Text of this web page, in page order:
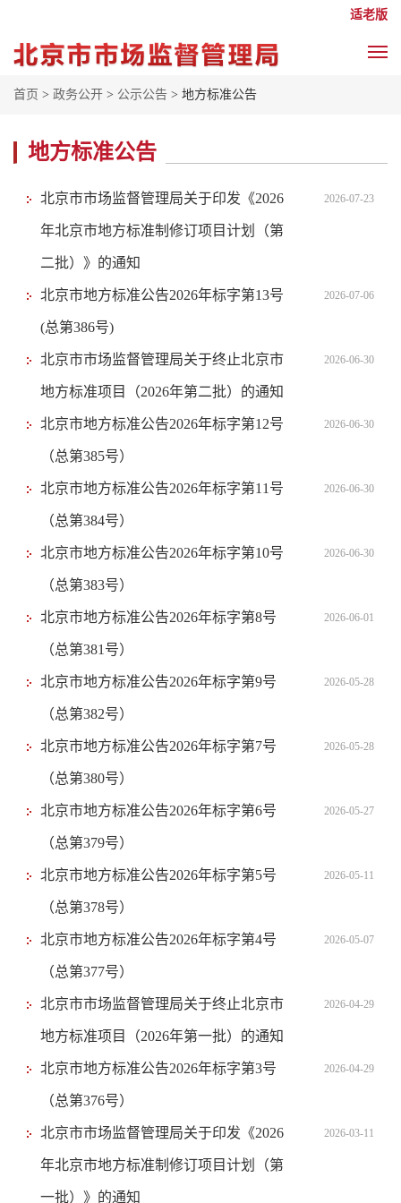
适老版
首页 > 政务公开 > 公示公告 > 地方标准公告
地方标准公告
北京市市场监督管理局关于印发《2026
年北京市地方标准制修订项目计划（第
二批）》的通知
2026-07-23
北京市地方标准公告2026年标字第13号
(总第386号)
2026-07-06
北京市市场监督管理局关于终止北京市
地方标准项目（2026年第二批）的通知
2026-06-30
北京市地方标准公告2026年标字第12号
（总第385号）
2026-06-30
北京市地方标准公告2026年标字第11号
（总第384号）
2026-06-30
北京市地方标准公告2026年标字第10号
（总第383号）
2026-06-30
北京市地方标准公告2026年标字第8号
（总第381号）
2026-06-01
北京市地方标准公告2026年标字第9号
（总第382号）
2026-05-28
北京市地方标准公告2026年标字第7号
（总第380号）
2026-05-28
北京市地方标准公告2026年标字第6号
（总第379号）
2026-05-27
北京市地方标准公告2026年标字第5号
（总第378号）
2026-05-11
北京市地方标准公告2026年标字第4号
（总第377号）
2026-05-07
北京市市场监督管理局关于终止北京市
地方标准项目（2026年第一批）的通知
2026-04-29
北京市地方标准公告2026年标字第3号
（总第376号）
2026-04-29
北京市市场监督管理局关于印发《2026
年北京市地方标准制修订项目计划（第
一批）》的通知
2026-03-11